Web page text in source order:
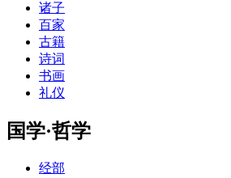
诸子
百家
古籍
诗词
书画
礼仪
国学·哲学
经部